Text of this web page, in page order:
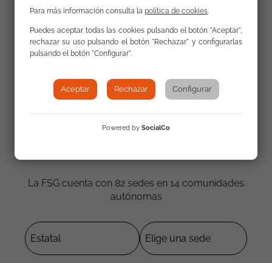
La FSG cuenta con 82 sedes en 14 comunidades
autónomas
Para más información consulta la política de cookies
Puedes aceptar todas las cookies pulsando el botón "Aceptar",
rechazar su uso pulsando el botón "Rechazar" y configurarlas
pulsando el botón "Configurar".
Aceptar Rechazar Configurar
Powered by SocialCo